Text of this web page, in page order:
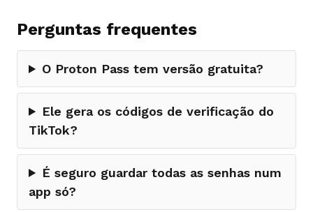
Perguntas frequentes
O Proton Pass tem versão gratuita?
Ele gera os códigos de verificação do
TikTok?
É seguro guardar todas as senhas num
app só?